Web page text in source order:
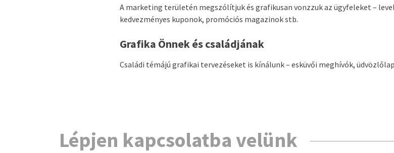
A marketing területén megszólítjuk és grafikusan vonzzuk az ügyfeleket –
kedvezményes kuponok, promóciós magazinok stb.
Grafika Önnek és családjának
Családi témájú grafikai tervezéseket is kínálunk – esküvői meghívók,
Lépjen kapcsolatba velünk